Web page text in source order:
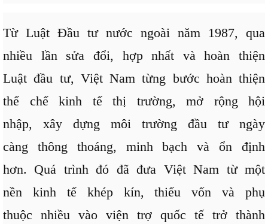
Từ Luật Đầu tư nước ngoài năm 1987, qua
nhiều lần sửa đổi, hợp nhất và hoàn thiện
Luật đầu tư, Việt Nam từng bước hoàn thiện
thể chế kinh tế thị trường, mở rộng hội
nhập, xây dựng môi trường đầu tư ngày
càng thông thoáng, minh bạch và ổn định
hơn. Quá trình đó đã đưa Việt Nam từ một
nền kinh tế khép kín, thiếu vốn và phụ
thuộc nhiều vào viện trợ quốc tế trở thành